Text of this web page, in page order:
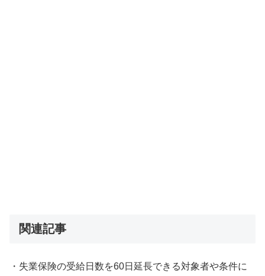
関連記事
・失業保険の受給日数を60日延長できる対象者や条件に